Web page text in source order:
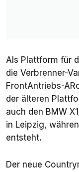
Als Plattform für
die Verbrenner-
FrontAntriebs-
der älteren
auch den BMW
in Leipzig,
entsteht.
Der neue